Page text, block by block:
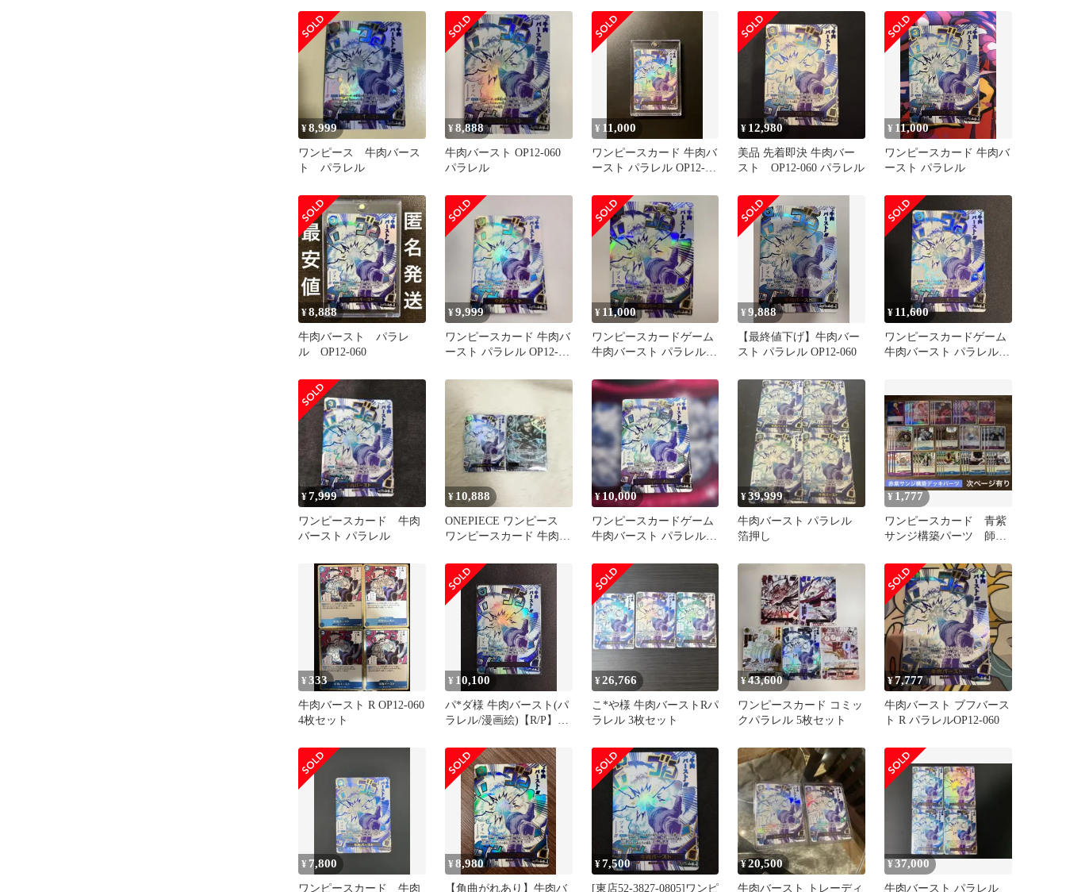
¥8,999
ワンピース 牛肉バース
ト パラレル
¥8,888
牛肉バースト OP12-060
パラレル
¥ 11,000
ワンピースカード 牛肉バ
ースト パラレル OP12-
¥ 12,980
美品 先着即決 牛肉バー
スト OP12-060 パラレル
¥ 11,000
ワンピースカード 牛肉バ
ースト パラレル
¥8,888
牛肉バースト パラレ
ル OP12-060
¥9,999
ワンピースカード 牛肉バ
ースト パラレル OP12-
¥ 11,000
ワンピースカードゲーム
牛肉バースト パラレル
¥9,888
【最終値下げ】牛肉バー
スト パラレル OP12-060
¥ 11,600
ワンピースカードゲーム
牛肉バースト パラレル
¥7,999
ワンピースカード 牛肉
バースト パラレル
¥ 10,888
ONEPIECE ワンピース
ワンピースカード 牛肉バ
¥10,000
ワンピースカードゲーム
牛肉バースト パラレル
¥39,999
牛肉バースト パラレル
箔押し
¥ 1,777
ワンピースカード 青紫
サンジ構築パーツ 師弟
¥333
牛肉バースト R OP12-060
4枚セット
¥ 10,100
パ*ダ様 牛肉バースト(パ
ラレル/漫画絵)【R/P】
¥26,766
こ*や様 牛肉バーストRパ
ラレル 3枚セット
¥43,600
ワンピースカード コミッ
クパラレル 5枚セット
¥7,777
牛肉バースト ブフバース
ト R パラレルOP12-060
¥ 7,800
ワンピースカード 牛肉
¥8,980
【角曲がれあり】牛肉バ
¥7,500
[東店52-3827-0805]ワンピ
¥20,500
牛肉バースト トレーディ
¥37,000
牛肉バースト パラレル